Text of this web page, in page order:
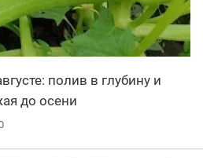
полив в глубину и
до осени